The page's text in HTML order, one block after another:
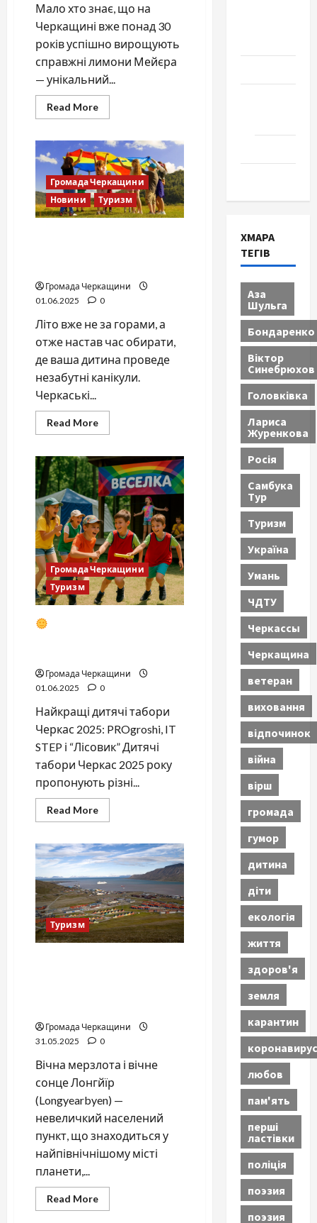
Мало хто знає, що на
Черкащині вже понад 30
років успішно вирощують
справжні лимони Мейєра
— унікальний...
Read MoreRead
more
Лимони
Мейєра
на
Черкащині
вже
не
екзотика
Громада Черкащини
Новини
Туризм
Громада Черкащини
01.06.2025
0
Літо вже не за горами, а
отже настав час обирати,
де ваша дитина проведе
незабутні канікули.
Черкаські...
Read MoreRead
more
відправити
дитину
влітку?
Черкаси
2025
—
ціни,
програми,
контакти
Громада Черкащини
Туризм
Громада Черкащини
01.06.2025
0
Найкращі дитячі табори
Черкас 2025: PROgroshi, IT
STEP і “Лісовик” Дитячі
табори Черкас 2025 року
пропонують різні...
Read MoreRead
more
Дитячі
табори
Черкаси
2025
—
PROgroshi,
IT
STEP
та
Лісовик:
Туризм
Громада Черкащини
31.05.2025
0
Вічна мерзлота і вічне
сонце Лонгйїр
(Longyearbyen) —
невеличкий населений
пункт, що знаходиться у
найпівнічнішому місті
планети,...
Read MoreRead
more
ХМАРА
ТЕГІВ
Аза
Шульга
Бондаренко
Віктор
Синебрюхов
Головківка
Лариса
Журенкова
Росія
Самбука
Тур
Туризм
Україна
Умань
ЧДТУ
Черкассы
Черкащина
ветеран
виховання
відпочинок
війна
вірш
громада
гумор
дитина
діти
екологія
життя
здоров'я
земля
карантин
коронавирус
любов
пам'ять
перші
ластівки
поліція
поэзия
поэзия